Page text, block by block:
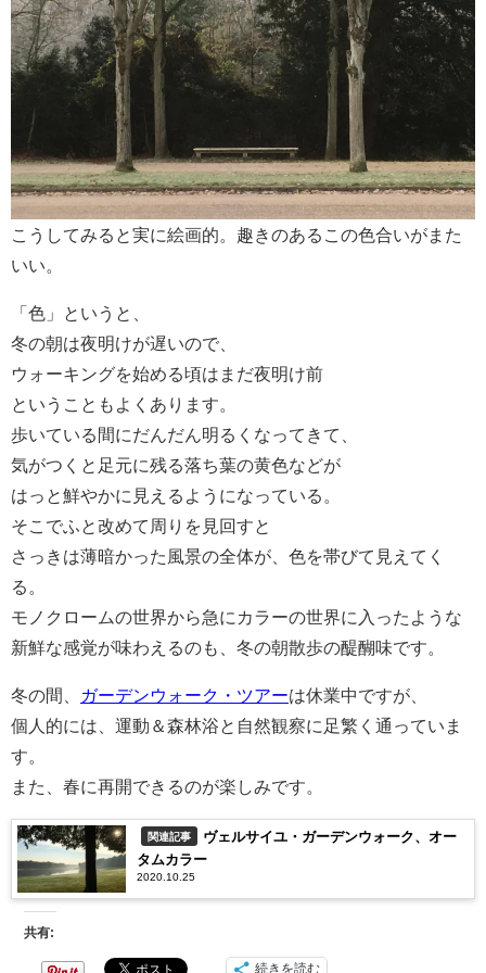
こうしてみると実に絵画的。趣きのあるこの色合いがまた
いい。
「色」というと、
冬の朝は夜明けが遅いので、
ウォーキングを始める頃はまだ夜明け前
ということもよくあります。
歩いている間にだんだん明るくなってきて、
気がつくと足元に残る落ち葉の黄色などが
はっと鮮やかに見えるようになっている。
そこでふと改めて周りを見回すと
さっきは薄暗かった風景の全体が、色を帯びて見えてく
る。
モノクロームの世界から急にカラーの世界に入ったような
新鮮な感覚が味わえるのも、冬の朝散歩の醍醐味です。
冬の間、 ガーデンウォーク・ツアーは休業中ですが、
個人的には、運動＆森林浴と自然観察に足繁く通っていま
す。
また、春に再開できるのが楽しみです。
関連記事
ヴェルサイユ・ガーデンウォーク、オー
タムカラー
2020.10.25
共有:
続きを読む